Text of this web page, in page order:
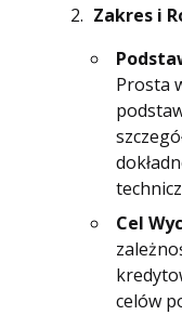
Zakres i
Prosta
Cel
celów